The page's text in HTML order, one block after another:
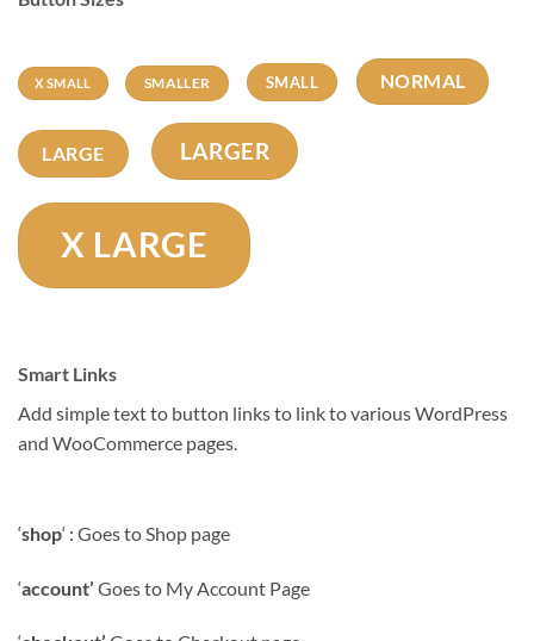
X SMALL SMALLER SMALL NORMAL
LARGE LARGER
X LARGE
Smart Links
Add simple text to button links to link to various WordPress
and WooCommerce pages.
‘shop‘ : Goes to Shop page
‘account’ Goes to My Account Page